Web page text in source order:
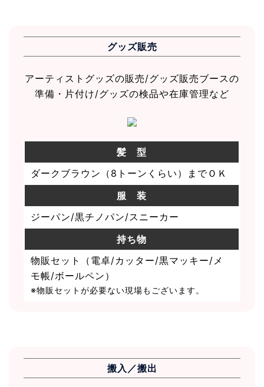
グッズ販売
アーティストグッズの販売/グッズ販売ブースの
準備・片付け/グッズの検品や在庫管理など
髪 型
ダークブラウン（8トーンくらい）までＯＫ
服 装
ジーパン/黒チノパン/スニーカー
持ち物
物販セット（電卓/カッター/黒マッキー/メ
モ帳/ボールペン）
※物販セットが必要ない現場もございます。
搬入／搬出